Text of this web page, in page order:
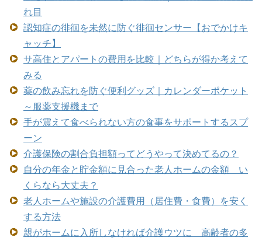
れ目
認知症の徘徊を未然に防ぐ徘徊センサー【おでかけキ
ャッチ】
サ高住とアパートの費用を比較｜どちらが得か考えて
みる
薬の飲み忘れを防ぐ便利グッズ｜カレンダーポケット
～服薬支援機まで
手が震えて食べられない方の食事をサポートするスプ
ーン
介護保険の割合負担額ってどうやって決めてるの？
自分の年金と貯金額に見合った老人ホームの金額 い
くらなら大丈夫？
老人ホームや施設の介護費用（居住費・食費）を安く
する方法
親がホームに入所しなければ介護ウツに 高齢者の多